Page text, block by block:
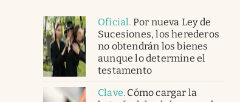
Oficial. Por nueva Ley de
Sucesiones, los herederos
no obtendrán los bienes
aunque lo determine el
testamento
Clave. Cómo cargar la